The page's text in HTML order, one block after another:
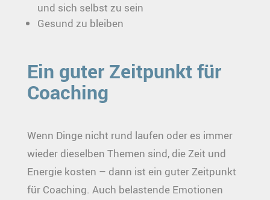
und sich selbst zu sein
Gesund zu bleiben
Ein guter Zeitpunkt für
Coaching
Wenn Dinge nicht rund laufen oder es immer
wieder dieselben Themen sind, die Zeit und
Energie kosten – dann ist ein guter Zeitpunkt
für Coaching. Auch belastende Emotionen